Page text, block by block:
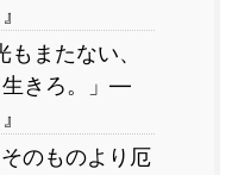
またない、
生きろ。」―
のものより厄